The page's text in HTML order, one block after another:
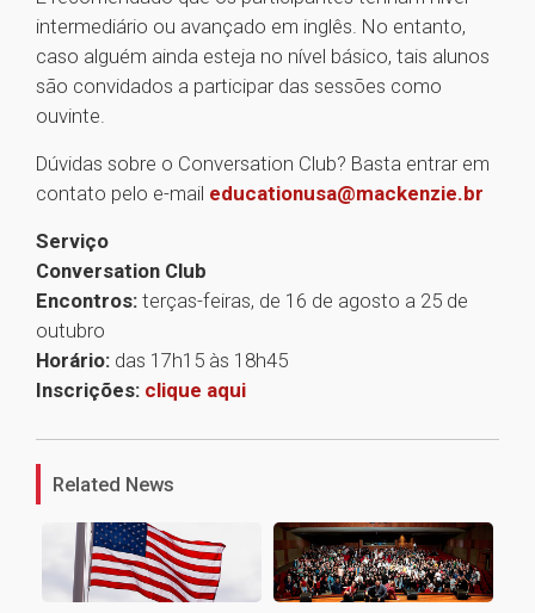
intermediário ou avançado em inglês. No entanto,
caso alguém ainda esteja no nível básico, tais alunos
são convidados a participar das sessões como
ouvinte.
Dúvidas sobre o Conversation Club? Basta entrar em
contato pelo e-mail educationusa@mackenzie.br
Serviço
Conversation Club
Encontros: terças-feiras, de 16 de agosto a 25 de
outubro
Horário: das 17h15 às 18h45
Inscrições: clique aqui
Related News